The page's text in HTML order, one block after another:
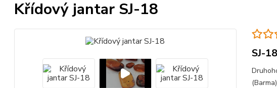
Křídový jantar SJ-18
SJ-18